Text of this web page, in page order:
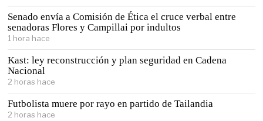
Senado envía a Comisión de Ética el cruce verbal entre
senadoras Flores y Campillai por indultos
1 hora hace
Kast: ley reconstrucción y plan seguridad en Cadena
Nacional
2 horas hace
Futbolista muere por rayo en partido de Tailandia
2 horas hace